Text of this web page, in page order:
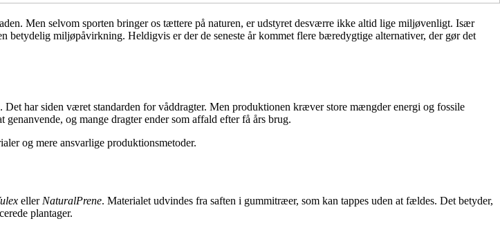
Men selvom sporten bringer os tættere på naturen, er udstyret desværre ikke altid lige miljøvenligt. Især
betydelig miljøpåvirkning. Heldigvis er der de seneste år kommet flere bæredygtige alternativer, der gør det
har siden været standarden for våddragter. Men produktionen kræver store mængder energi og fossile
og mange dragter ender som affald efter få års brug.
og mere ansvarlige produktionsmetoder.
ellerNaturalPrene. Materialet udvindes fra saften i gummitræer, som kan tappes uden at fældes. Det betyder,
plantager.